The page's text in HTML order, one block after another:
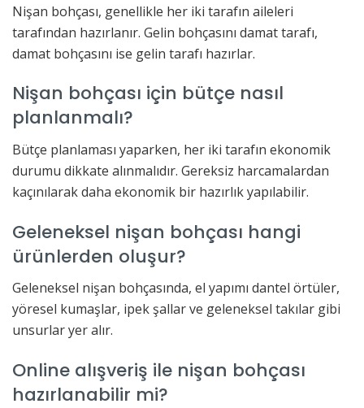
Nişan bohçası, genellikle her iki tarafın aileleri
tarafından hazırlanır. Gelin bohçasını damat tarafı,
damat bohçasını ise gelin tarafı hazırlar.
Nişan bohçası için bütçe nasıl
planlanmalı?
Bütçe planlaması yaparken, her iki tarafın ekonomik
durumu dikkate alınmalıdır. Gereksiz harcamalardan
kaçınılarak daha ekonomik bir hazırlık yapılabilir.
Geleneksel nişan bohçası hangi
ürünlerden oluşur?
Geleneksel nişan bohçasında, el yapımı dantel örtüler,
yöresel kumaşlar, ipek şallar ve geleneksel takılar gibi
unsurlar yer alır.
Online alışveriş ile nişan bohçası
hazırlanabilir mi?